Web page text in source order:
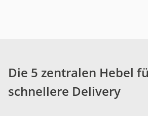
Die 5 zentralen Hebel
schnellere Delivery